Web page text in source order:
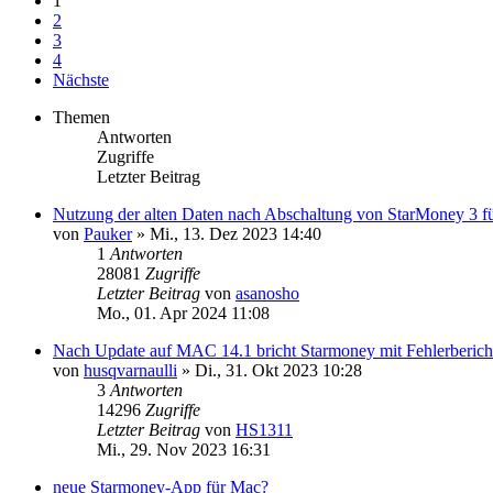
2
3
4
Nächste
Themen
Antworten
Zugriffe
Letzter Beitrag
Nutzung der alten Daten nach Abschaltung von StarMoney 3
von Pauker» Mi., 13. Dez 2023 14:40
1 Antworten
28081 Zugriffe
Letzter Beitrag von asanosho
Mo., 01. Apr 2024 11:08
Nach Update auf MAC 14.1 bricht Starmoney mit
von husqvarnaulli » Di., 31. Okt 2023 10:28
3 Antworten
14296 Zugriffe
Letzter Beitrag von HS1311
Mi., 29. Nov 2023 16:31
neue Starmoney-App für Mac?